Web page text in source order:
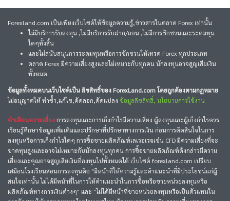
Forexland.com เป็นเพียงเว็บไซต์ให้ข้อมูลความรู้,ข่าวสารในตลาด Forex เท่านั้น
ไม่มีบริการรับลงทุน ,ไม่มีบริการรับฝาก/ถอน ,ไม่มีการชักชวนและระดมทุน
ใดๆทั้งสิ้น
และไม่สนับสนุนการระดมทุนหรือการชักชวนให้เทรด Forex ทุกประเภท
ตลาด Forex มีความเสี่ยงสูงและไม่เหมาะกับทุกคน นักลงทุนอาจสูญเสียเงิน
ทั้งหมด
ข้อมูลทั้งหมดบนเว็บไซต์เป็น ลิขสิทธิ์ของ ForexLand.com โดยถูกต้องตามกฎหมาย
ไม่อนุญาตให้ ทำซ้ำ,แก้ไข,คัดลอก,ดัดแปลง ข้อมูลลิขสิทธิ์, นโยบายการใช้งาน
คำเตือนความเสี่ยงการลงทุนและการเก็งกำไรมีความเสี่ยง ผู้ลงทุนและผู้เก็งกำไรควร
เรียนรู้ศึกษาข้อมูลเพิ่มเติมและปรึกษาที่ปรึกษาทางการเงิน ก่อนการตัดสินใจในการ
ลงทุนหรือการเก็งกำไรใดๆ การซื้อขายผลิตภัณฑ์เลเวอเรจเช่น CFD มีความเสี่ยงที่จะ
ขาดทุนสูงและอาจไม่เหมาะกับนักลงทุนทุกคน การซื้อขายผลิตภัณฑ์ดังกล่าวมีความ
เสี่ยงและคุณอาจสูญเสียเงินที่ลงทุนไปทั้งหมดได้ เว็บไซต์ forexland.com เปรียบ
เสมือนโรงเรียนสอนการลงทุนคือ "มีหน้าที่ให้ความรู้และคำแนะนำที่มีประโยชน์แก่ผู้
สนใจเท่านั้น ไม่ได้มีหน้าที่ในการให้คำแนะนำในการซื้อหรือขายหน่วยลงทุนหรือ
ผลิตภัณฑ์ทางการเงินต่างๆ" และ "ไม่ได้มีหน้าที่ขายหน่วยลงทุนหรือเป็นตัวแทนใน